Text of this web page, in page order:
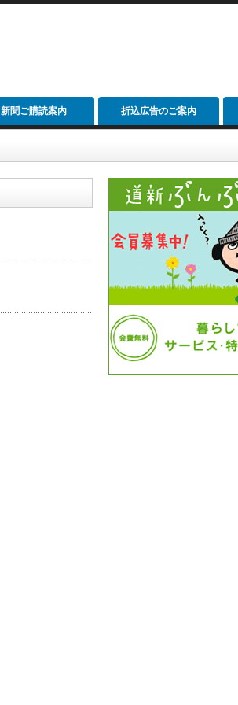
新聞ご購読案内 折込広告のご案内